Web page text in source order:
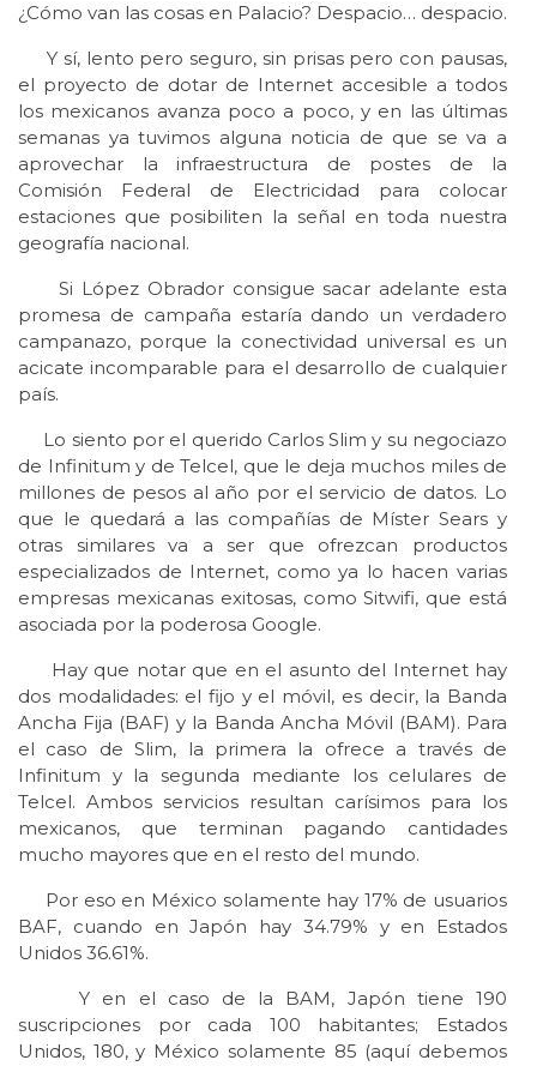
¿Cómo van las cosas en Palacio? Despacio… despacio.
Y sí, lento pero seguro, sin prisas pero con pausas,
el proyecto de dotar de Internet accesible a todos
los mexicanos avanza poco a poco, y en las últimas
semanas ya tuvimos alguna noticia de que se va a
aprovechar la infraestructura de postes de la
Comisión Federal de Electricidad para colocar
estaciones que posibiliten la señal en toda nuestra
geografía nacional.
Si López Obrador consigue sacar adelante esta
promesa de campaña estaría dando un verdadero
campanazo, porque la conectividad universal es un
acicate incomparable para el desarrollo de cualquier
país.
Lo siento por el querido Carlos Slim y su negociazo
de Infinitum y de Telcel, que le deja muchos miles de
millones de pesos al año por el servicio de datos. Lo
que le quedará a las compañías de Míster Sears y
otras similares va a ser que ofrezcan productos
especializados de Internet, como ya lo hacen varias
empresas mexicanas exitosas, como Sitwifi, que está
asociada por la poderosa Google.
Hay que notar que en el asunto del Internet hay
dos modalidades: el fijo y el móvil, es decir, la Banda
Ancha Fija (BAF) y la Banda Ancha Móvil (BAM). Para
el caso de Slim, la primera la ofrece a través de
Infinitum y la segunda mediante los celulares de
Telcel. Ambos servicios resultan carísimos para los
mexicanos, que terminan pagando cantidades
mucho mayores que en el resto del mundo.
Por eso en México solamente hay 17% de usuarios
BAF, cuando en Japón hay 34.79% y en Estados
Unidos 36.61%.
Y en el caso de la BAM, Japón tiene 190
suscripciones por cada 100 habitantes; Estados
Unidos, 180, y México solamente 85 (aquí debemos